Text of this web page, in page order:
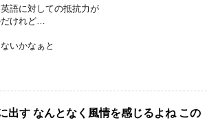
語に対しての抵抗力が
だけれど…
いかなぁと
出す なんとなく風情を感じるよね この